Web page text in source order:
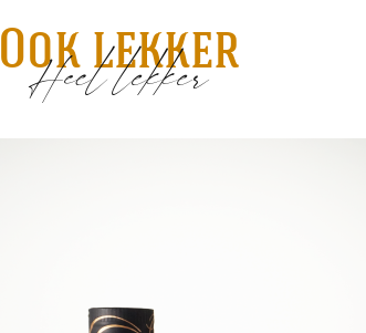
Ook lekker
Heel lekker